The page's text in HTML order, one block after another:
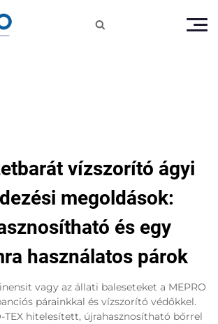

vízszorító ágyi
megoldások:
és egy
használatos párok
vagy az állati baleseteket a MEPRO
párainkkal és vízszorító védőkkel.
TEX hitelesített, újrahasznosítható bőrrel